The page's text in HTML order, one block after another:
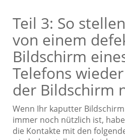
Teil 3: So
von einem
Bildschirm
Telefons
der Bildschirm
Wenn Ihr kaputter
immer noch nützlich ist,
die Kontakte mit den